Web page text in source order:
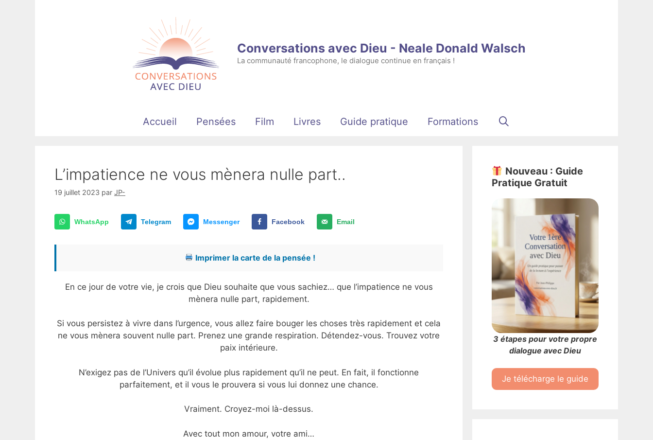
Conversations avec Dieu - Neale Donald Walsch
La communauté francophone, le dialogue continue en français !
Accueil Pensées Film Livres Guide pratique Formations
L’impatience ne vous mènera nulle part..
19 juillet 2023 par JP-
WhatsApp Telegram Messenger Facebook Email
Imprimer la carte de la pensée !
En ce jour de votre vie, je crois que Dieu souhaite que vous sachiez… que l’impatience ne vous
mènera nulle part, rapidement.
Si vous persistez à vivre dans l’urgence, vous allez faire bouger les choses très rapidement et cela
ne vous mènera souvent nulle part. Prenez une grande respiration. Détendez-vous. Trouvez votre
paix intérieure.
N’exigez pas de l’Univers qu’il évolue plus rapidement qu’il ne peut. En fait, il fonctionne
parfaitement, et il vous le prouvera si vous lui donnez une chance.
Vraiment. Croyez-moi là-dessus.
Avec tout mon amour, votre ami…
Nouveau : Guide
Pratique Gratuit
3 étapes pour votre propre
dialogue avec Dieu
Je télécharge le guide